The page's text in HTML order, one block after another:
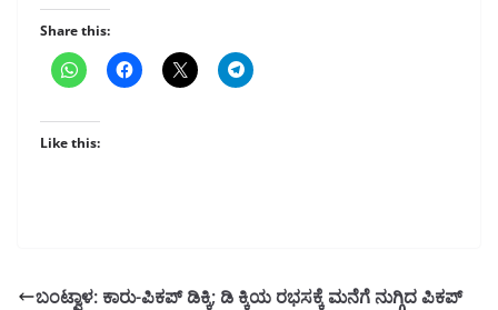
Share this:
Like this:
ಬಂಟ್ವಾಳ: ಕಾರು-ಪಿಕಪ್ ಡಿಕ್ಕಿ; ಡಿ ಕ್ಕಿಯ ರಭಸಕ್ಕೆ ಮನೆಗೆ ನುಗ್ಗಿದ ಪಿಕಪ್